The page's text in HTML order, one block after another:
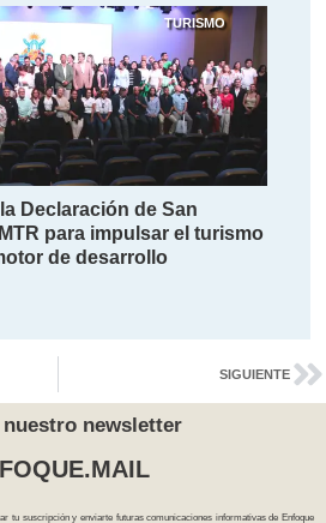
TURISMO
Declaración de San
para impulsar el turismo
de desarrollo
SIGUIENTE
nuestro newsletter
tu suscripción y enviarte futuras comunicaciones informativas de Enfoque